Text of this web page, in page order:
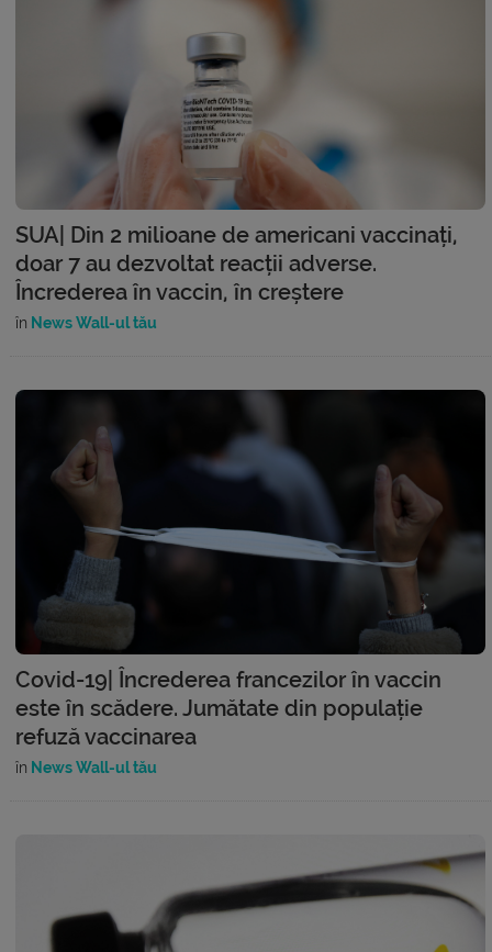
SUA| Din 2 milioane de americani vaccinați,
doar 7 au dezvoltat reacții adverse.
Încrederea în vaccin, în creștere
în News Wall-ul tău
Covid-19| Încrederea francezilor în vaccin
este în scădere. Jumătate din populație
refuză vaccinarea
în News Wall-ul tău